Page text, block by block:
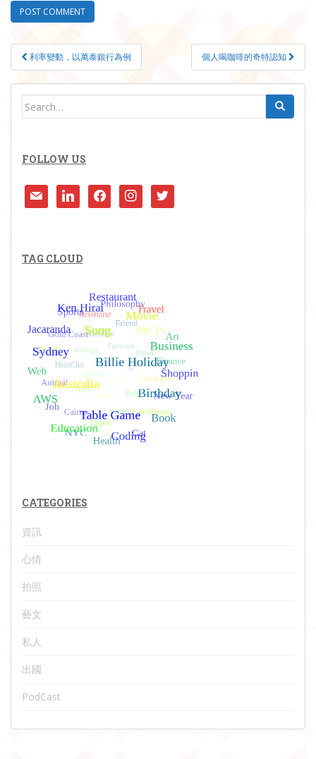
Post
navigation
利率變動，以萬泰銀行為例 個人喝咖啡的奇特認知
Search
FOLLOW US
mail linkedinfacebookinstagram
twitter
TAG CLOUD
CATEGORIES
資訊
心情
拍照
藝文
私人
出國
PodCast